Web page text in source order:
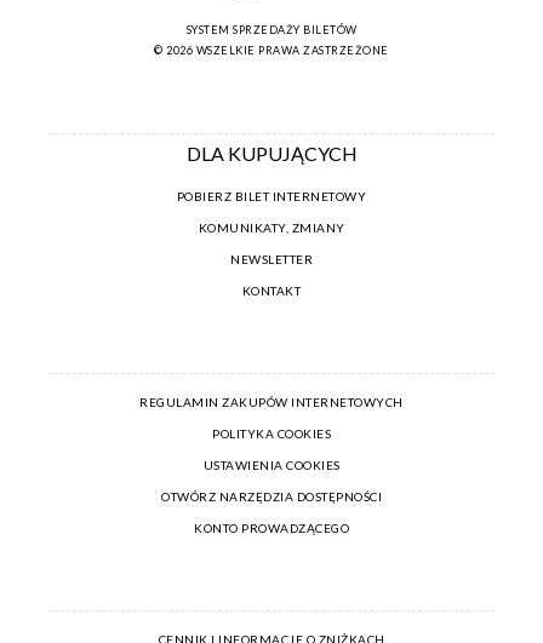
SYSTEM SPRZEDAŻY BILETÓW
© 2026 WSZELKIE PRAWA ZASTRZEŻONE
DLA KUPUJĄCYCH
POBIERZ BILET INTERNETOWY
KOMUNIKATY, ZMIANY
NEWSLETTER
KONTAKT
REGULAMIN ZAKUPÓW INTERNETOWYCH
POLITYKA COOKIES
USTAWIENIA COOKIES
OTWÓRZ NARZĘDZIA DOSTĘPNOŚCI
KONTO PROWADZĄCEGO
CENNIK I INFORMACJE O ZNIŻKACH